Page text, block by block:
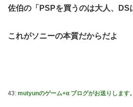
佐伯の「PSPを買うのは大人、DS
これがソニーの本質だからだよ
43: mutyunのゲーム+α ブログがお送りします。